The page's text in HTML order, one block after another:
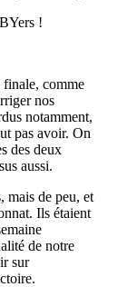
!
finale, comme
nos
notamment,
pas avoir. On
des deux
aussi.
mais de peu, et
Ils étaient
de notre
sur